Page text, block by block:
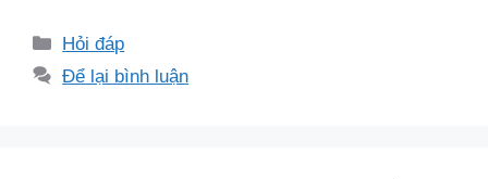
Danh
mục
Hỏi đáp
Để lại bình luận